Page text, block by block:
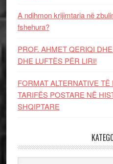
A ndihmon krijimtaria në
fshehura?
PROF. AHMET QERIQI
DHE LUFTЁS PЁR LIRI!
FORMAT ALTERNATIVE
TARIFËS POSTARE NË
SHQIPTARE